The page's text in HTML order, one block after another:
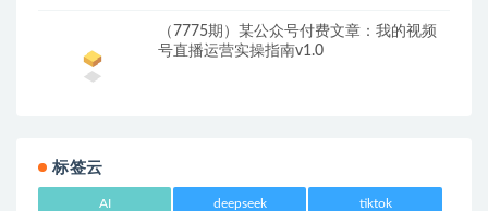
（7775期）某公众号付费文章：我的视频
号直播运营实操指南v1.0
标签云
AI deepseek tiktok